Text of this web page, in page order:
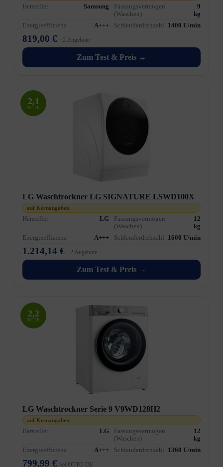
Hersteller Samsung
Fassungsvermögen
(Waschen)
9
kg
Energieeffizienz
A+++ Schleuderdrehzahl 1400 U/min
819,00 € · 2 Angebote
Zum Test & Preis →
2,1
NOTE
LG Waschtrockner LG SIGNATURE LSWD100X
auf Kernangaben
Hersteller LG
Fassungsvermögen
(Waschen)
12
kg
Energieeffizienz
A+++ Schleuderdrehzahl 1600 U/min
1.214,14 € · 2 Angebote
Zum Test & Preis →
2,2
NOTE
LG Waschtrockner Serie 9 V9WD128H2
auf Kernangaben
Hersteller LG
Fassungsvermögen
(Waschen)
12
kg
Energieeffizienz
A+++ Schleuderdrehzahl 1360 U/min
799,99 € bei OTTO DE